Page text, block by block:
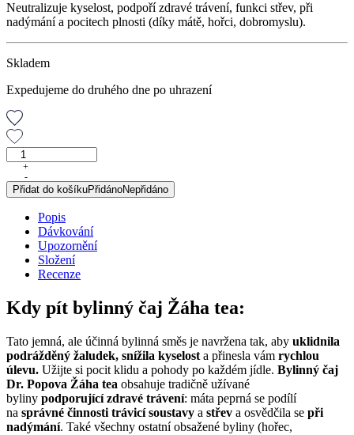
Neutralizuje kyselost, podpoří zdravé trávení, funkci střev, při
nadýmání a pocitech plnosti (díky mátě, hořci, dobromyslu).
Skladem
Expedujeme do druhého dne po uhrazení
Žáha
sypaný
čaj,
množství
+
-
Přidat do košíkuPřidánoNepřidáno
Popis
Dávkování
Upozornění
Složení
Recenze
Kdy pít bylinný čaj Žáha tea:
Tato jemná, ale účinná bylinná směs je navržena tak, aby uklidnila
podrážděný žaludek, snížila kyselost a přinesla vám rychlou
úlevu. Užijte si pocit klidu a pohody po každém jídle. Bylinný čaj
Dr. Popova Žáha tea obsahuje tradičně užívané
byliny podporující zdravé trávení: máta peprná se podílí
na správné činnosti trávicí soustavy a střev a osvědčila se při
nadýmání. Také všechny ostatní obsažené byliny (hořec,